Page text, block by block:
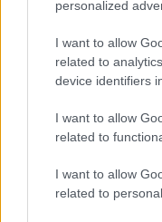
personalized
I want to allow
related to
device identifiers
I want to allow
related to
I want to allow
related to
«νόσος των
Η λοίμωξη
οικιακά
εγκαταστάσεις,
επιτρέπουν την
εξάπλωση των